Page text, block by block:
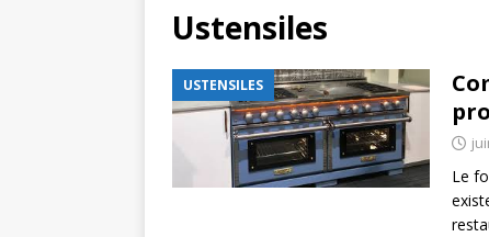
Ustensiles
USTENSILES
Le